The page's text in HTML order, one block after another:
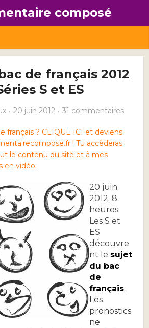
composé
de français 2012
S et ES
20 juin 2012 31 commentaires
français ? CLIQUE ICI et deviens
! Tu accèderas
le contenu du site et à mes
en vidéo.
20 juin
2012. 8
heures.
Les S et
ES
découvre
nt le sujet
du bac
de
français.
Les
pronostics
ne